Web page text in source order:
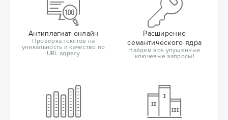
Антиплагиат онлайн
Проверка текстов на
уникальность и качество по
URL адресу
Расширение
семантического ядра
Найдем все упущенные
ключевые запросы!